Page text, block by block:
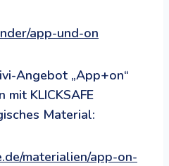
app-und-on
Angebot „App+on“
KLICKSAFE
Material:
materialien/app-on-